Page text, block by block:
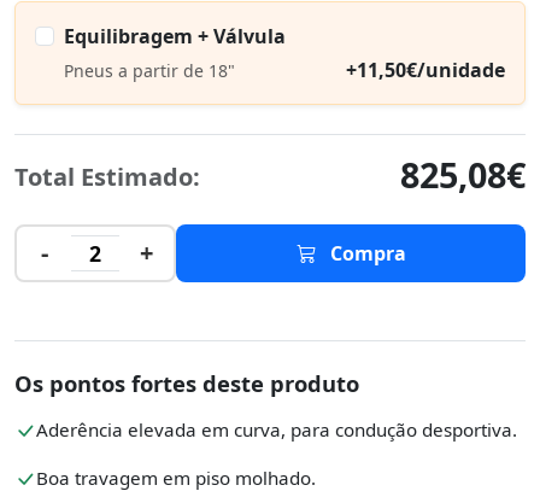
Equilibragem + Válvula
Pneus a partir de 18" +11,50€/unidade
Total Estimado: 825,08€
- 2 + Compra
Os pontos fortes deste produto
Aderência elevada em curva, para condução desportiva.
Boa travagem em piso molhado.